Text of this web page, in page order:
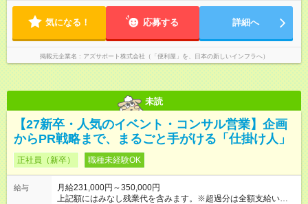
ます。 雇用形態：中途採用（契約社員） 給与：本採用時と同じ
です。 試用期間中は嘱託社員契約となります。嘱託社員契約中
の給与・待遇・福利厚生は正社員のものと同じです。99％の方
が試用期間後に正社員に移行しております。
によっては出勤・退勤時間が変動する場合がございます 例）
時代
気になる！ 応募する 詳細へ
掲載元企業名 アズサポート株式会社（「便利屋」を、日本の新しいインフラへ）
未読
【27新卒・人気のイベント・コンサル営業】企画
からPR戦略まで、まるごと手がける「仕掛け人」
正社員（新卒） 職種未経験OK
給与
月給231,000円～350,000円
上記額にはみなし残業代を含みます。※超過分は全額支給いたし